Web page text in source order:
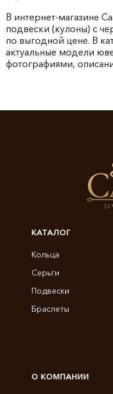
В интернет-магазине
подвески (кулоны) с
по выгодной цене. В
актуальные модели
фотографиями,
КАТАЛОГ
Кольца
Серьги
Подвески
Браслеты
О КОМПАНИИ